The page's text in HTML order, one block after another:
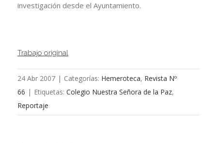
investigación desde el Ayuntamiento.
Trabajo original
24 Abr 2007 | Categorías: Hemeroteca, Revista Nº
66 | Etiquetas: Colegio Nuestra Señora de la Paz,
Reportaje